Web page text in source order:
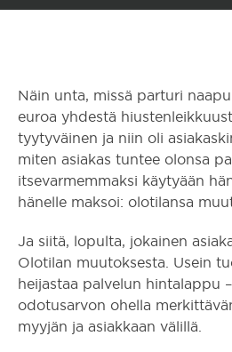
Näin unta, missä parturi
euroa yhdestä
tyytyväinen ja niin oli
miten asiakas tuntee olonsa
itsevarmemmaksi käytyään
hänelle maksoi: olotilansa
Ja siitä, lopulta, jokainen
Olotilan muutoksesta. Usein
heijastaa palvelun hintalappu
odotusarvon ohella
myyjän ja asiakkaan välillä.